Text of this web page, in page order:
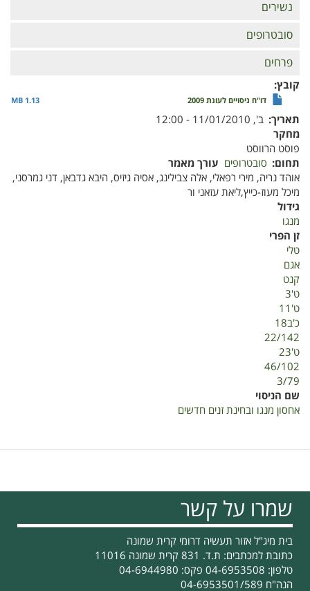
נשירים
סובטרופים
פרחים
קובץ
דו"ח ניסויים לעונת 2009 1.13 MB
תאריך ב', 11/01/2010 - 12:00
מחקר
פוסט הרווסט
תחום סובטרופים עורך מאמר
אוהד נריה, מירי רפאלי, אלה צבילינג, אסיה גיזיס, היבא גדבאן, דני גמרסני,
מיכל מעוז-כייץ,ליאת עזאני ור
גידול
מנגו
זן הפרי
טלי
אגם
קנט
ט'3
ט'11
כ'ב18
22/142
ט'23
46/102
3/79
שם הניסוי
אחסון מנגו ובחינת זנים חדשים
שמרו על קשר
בית מיג"ל אזור תעשיה דרומי קרית שמונה
כתובת למכתבים: ת.ד. 831 קרית שמונה 11016
טלפון: 04-6953508 פקס: 04-6944980
הנה"ח 04-6953501/589